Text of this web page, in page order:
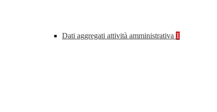
Dati aggregati attività amministrativa 1